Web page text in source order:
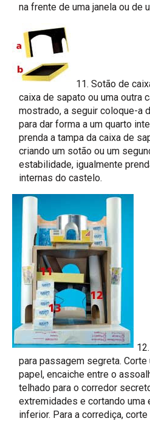
na frente de uma janela ou de
11. Sotão de
caixa de sapato ou uma outra
mostrado, a seguir coloque-a
para dar forma a um quarto
prenda a tampa da caixa de
criando um sotão ou um
estabilidade, igualmente
internas do castelo.
para passagem segreta.
papel, encaiche entre o
telhado para o corredor
extremidades e cortando uma
inferior. Para a corrediça,